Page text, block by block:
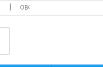
OBCHODNÉ PODMIENKY -